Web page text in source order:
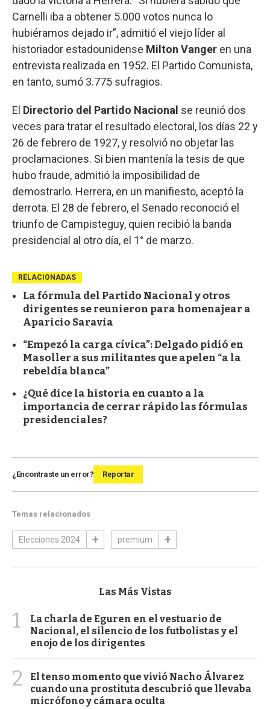
Carnelli iba a obtener 5.000 votos nunca lo
hubiéramos dejado ir”, admitió el viejo líder al
historiador estadounidense Milton Vanger en una
entrevista realizada en 1952. El Partido Comunista,
en tanto, sumó 3.775 sufragios.
El Directorio del Partido Nacional se reunió dos
veces para tratar el resultado electoral, los días 22 y
26 de febrero de 1927, y resolvió no objetar las
proclamaciones. Si bien mantenía la tesis de que
hubo fraude, admitió la imposibilidad de
demostrarlo. Herrera, en un manifiesto, aceptó la
derrota. El 28 de febrero, el Senado reconoció el
triunfo de Campisteguy, quien recibió la banda
presidencial al otro día, el 1° de marzo.
RELACIONADAS
La fórmula del Partido Nacional y otros
dirigentes se reunieron para homenajear a
Aparicio Saravia
“Empezó la carga cívica”: Delgado pidió en
Masoller a sus militantes que apelen “a la
rebeldía blanca”
¿Qué dice la historia en cuanto a la
importancia de cerrar rápido las fórmulas
presidenciales?
¿Encontraste un error? Reportar
Temas relacionados
Elecciones 2024 premium
Las Más Vistas
1
La charla de Eguren en el vestuario de
Nacional, el silencio de los futbolistas y el
enojo de los dirigentes
2
El tenso momento que vivió Nacho Álvarez
cuando una prostituta descubrió que llevaba
micrófono y cámara oculta